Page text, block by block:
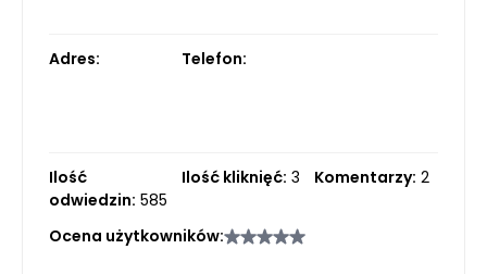
Adres: Telefon:
Ilość
odwiedzin: 585
Ilość kliknięć: 3 Komentarzy: 2
Ocena użytkowników: